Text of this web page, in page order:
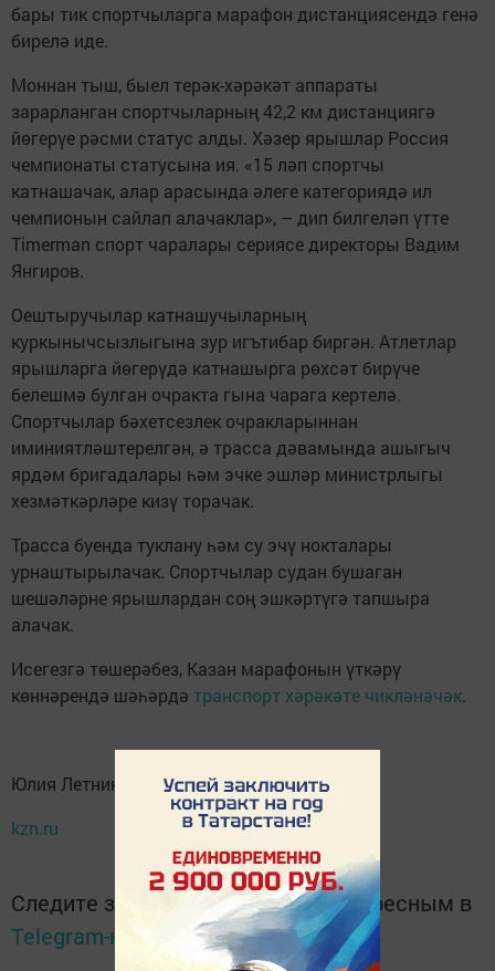
бары тик спортчыларга марафон дистанциясендә генә
бирелә иде.
Моннан тыш, быел терәк-хәрәкәт аппараты
зарарланган спортчыларның 42,2 км дистанциягә
йөгерүе рәсми статус алды. Хәзер ярышлар Россия
чемпионаты статусына ия. «15 ләп спортчы
катнашачак, алар арасында әлеге категориядә ил
чемпионын сайлап алачаклар», – дип билгеләп үтте
Timerman спорт чаралары сериясе директоры Вадим
Янгиров.
Оештыручылар катнашучыларның
куркынычсызлыгына зур игътибар биргән. Атлетлар
ярышларга йөгерүдә катнашырга рөхсәт бирүче
белешмә булган очракта гына чарага кертелә.
Спортчылар бәхетсезлек очракларыннан
иминиятләштерелгән, ә трасса дәвамында ашыгыч
ярдәм бригадалары һәм эчке эшләр министрлыгы
хезмәткәрләре кизү торачак.
Трасса буенда туклану һәм су эчү нокталары
урнаштырылачак. Спортчылар судан бушаган
шешәләрне ярышлардан соң эшкәртүгә тапшыра
алачак.
Исегезгә төшерәбез, Казан марафонын үткәрү
көннәрендә шәһәрдә транспорт хәрәкәте чикләнәчәк.
Юлия Летникова
kzn.ru
Следите за самым важным и интересным в
Telegram-канале
Татмедиа